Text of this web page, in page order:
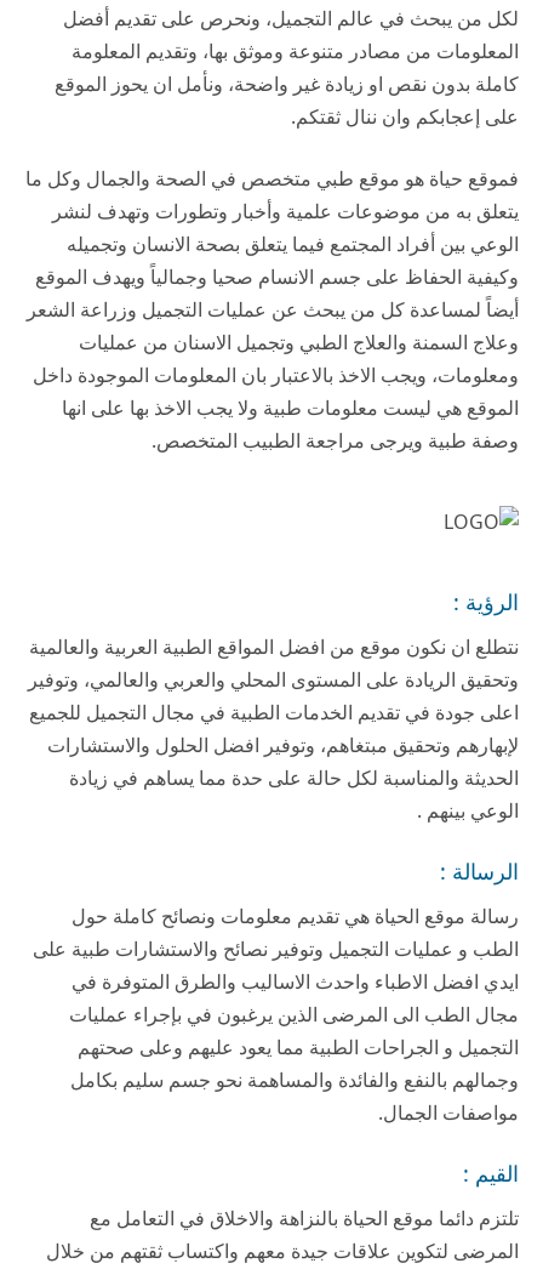
لكل من يبحث في عالم التجميل، ونحرص على تقديم أفضل
المعلومات من مصادر متنوعة وموثق بها، وتقديم المعلومة
كاملة بدون نقص او زيادة غير واضحة، ونأمل ان يحوز الموقع
على إعجابكم وان ننال ثقتكم.
فموقع حياة هو موقع طبي متخصص في الصحة والجمال وكل ما
يتعلق به من موضوعات علمية وأخبار وتطورات وتهدف لنشر
الوعي بين أفراد المجتمع فيما يتعلق بصحة الانسان وتجميله
وكيفية الحفاظ على جسم الانسام صحيا وجمالياً ويهدف الموقع
أيضاً لمساعدة كل من يبحث عن عمليات التجميل وزراعة الشعر
وعلاج السمنة والعلاج الطبي وتجميل الاسنان من عمليات
ومعلومات، ويجب الاخذ بالاعتبار بان المعلومات الموجودة داخل
الموقع هي ليست معلومات طبية ولا يجب الاخذ بها على انها
وصفة طبية ويرجى مراجعة الطبيب المتخصص.
الرؤية :
نتطلع ان نكون موقع من افضل المواقع الطبية العربية والعالمية
وتحقيق الريادة على المستوى المحلي والعربي والعالمي، وتوفير
اعلى جودة في تقديم الخدمات الطبية في مجال التجميل للجميع
لإبهارهم وتحقيق مبتغاهم، وتوفير افضل الحلول والاستشارات
الحديثة والمناسبة لكل حالة على حدة مما يساهم في زيادة
الوعي بينهم .
الرسالة :
رسالة موقع الحياة هي تقديم معلومات ونصائح كاملة حول
الطب و عمليات التجميل وتوفير نصائح والاستشارات طبية على
ايدي افضل الاطباء واحدث الاساليب والطرق المتوفرة في
مجال الطب الى المرضى الذين يرغبون في بإجراء عمليات
التجميل و الجراحات الطبية مما يعود عليهم وعلى صحتهم
وجمالهم بالنفع والفائدة والمساهمة نحو جسم سليم بكامل
مواصفات الجمال.
القيم :
تلتزم دائما موقع الحياة بالنزاهة والاخلاق في التعامل مع
المرضى لتكوين علاقات جيدة معهم واكتساب ثقتهم من خلال